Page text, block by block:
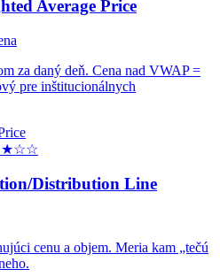
Average Price
za daný deň. Cena nad VWAP =
pre inštitucionálnych
☆☆
Distribution Line
cenu a objem. Meria kam „tečú